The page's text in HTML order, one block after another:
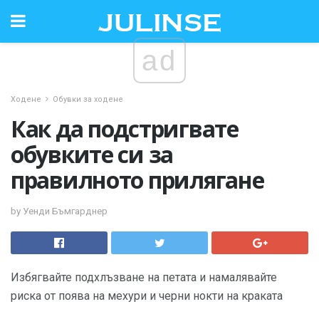
ad
Ходене Обувки за ходене
Как да подстригвате
обувките си за
правилното прилягане
by Уенди Бъмгарднер
Избягвайте подхлъзване на петата и намалявайте
риска от поява на мехури и черни нокти на краката